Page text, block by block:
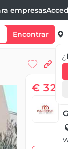
empresas
Encontrar
€ 329